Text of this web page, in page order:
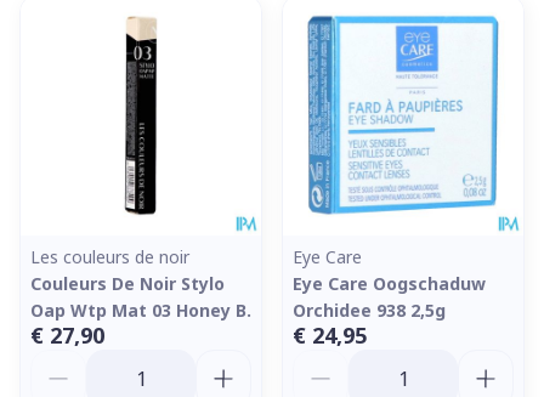
Les couleurs de noir
Couleurs De Noir Stylo
Oap Wtp Mat 03 Honey B.
€ 27,90
Eye Care
Eye Care Oogschaduw
Orchidee 938 2,5g
€ 24,95